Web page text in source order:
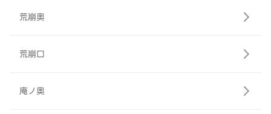
荒崩奥
荒崩口
庵ノ奥